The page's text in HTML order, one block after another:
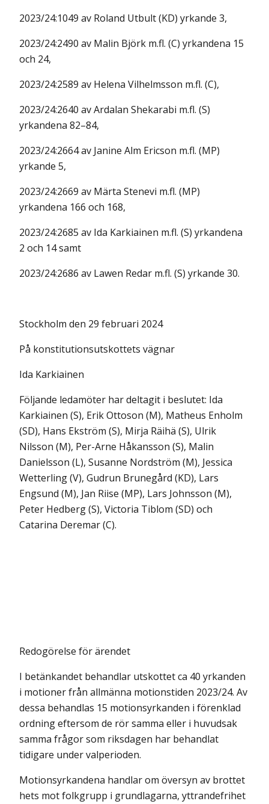
2023/24:1049 av Roland Utbult (KD) yrkande 3,
2023/24:2490 av Malin Björk m.fl. (C) yrkandena 15
och 24,
2023/24:2589 av Helena Vilhelmsson m.fl. (C),
2023/24:2640 av Ardalan Shekarabi m.fl. (S)
yrkandena 82–84,
2023/24:2664 av Janine Alm Ericson m.fl. (MP)
yrkande 5,
2023/24:2669 av Märta Stenevi m.fl. (MP)
yrkandena 166 och 168,
2023/24:2685 av Ida Karkiainen m.fl. (S) yrkandena
2 och 14 samt
2023/24:2686 av Lawen Redar m.fl. (S) yrkande 30.
Stockholm den 29 februari 2024
På konstitutionsutskottets vägnar
Ida Karkiainen
Följande ledamöter har deltagit i beslutet: Ida
Karkiainen (S), Erik Ottoson (M), Matheus Enholm
(SD), Hans Ekström (S), Mirja Räihä (S), Ulrik
Nilsson (M), Per-Arne Håkansson (S), Malin
Danielsson (L), Susanne Nordström (M), Jessica
Wetterling (V), Gudrun Brunegård (KD), Lars
Engsund (M), Jan Riise (MP), Lars Johnsson (M),
Peter Hedberg (S), Victoria Tiblom (SD) och
Catarina Deremar (C).
Redogörelse för ärendet
I betänkandet behandlar utskottet ca 40 yrkanden
i motioner från allmänna motionstiden 2023/24. Av
dessa behandlas 15 motionsyrkanden i förenklad
ordning eftersom de rör samma eller i huvudsak
samma frågor som riksdagen har behandlat
tidigare under valperioden.
Motionsyrkandena handlar om översyn av brottet
hets mot folkgrupp i grundlagarna, yttrandefrihet